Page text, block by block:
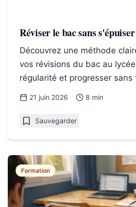
Réviser le bac sans
Découvrez une méthode
vos révisions du bac au
régularité et progresser sans
avant les épreuves.
21 juin 2026 8 min
Sauvegarder
Formation